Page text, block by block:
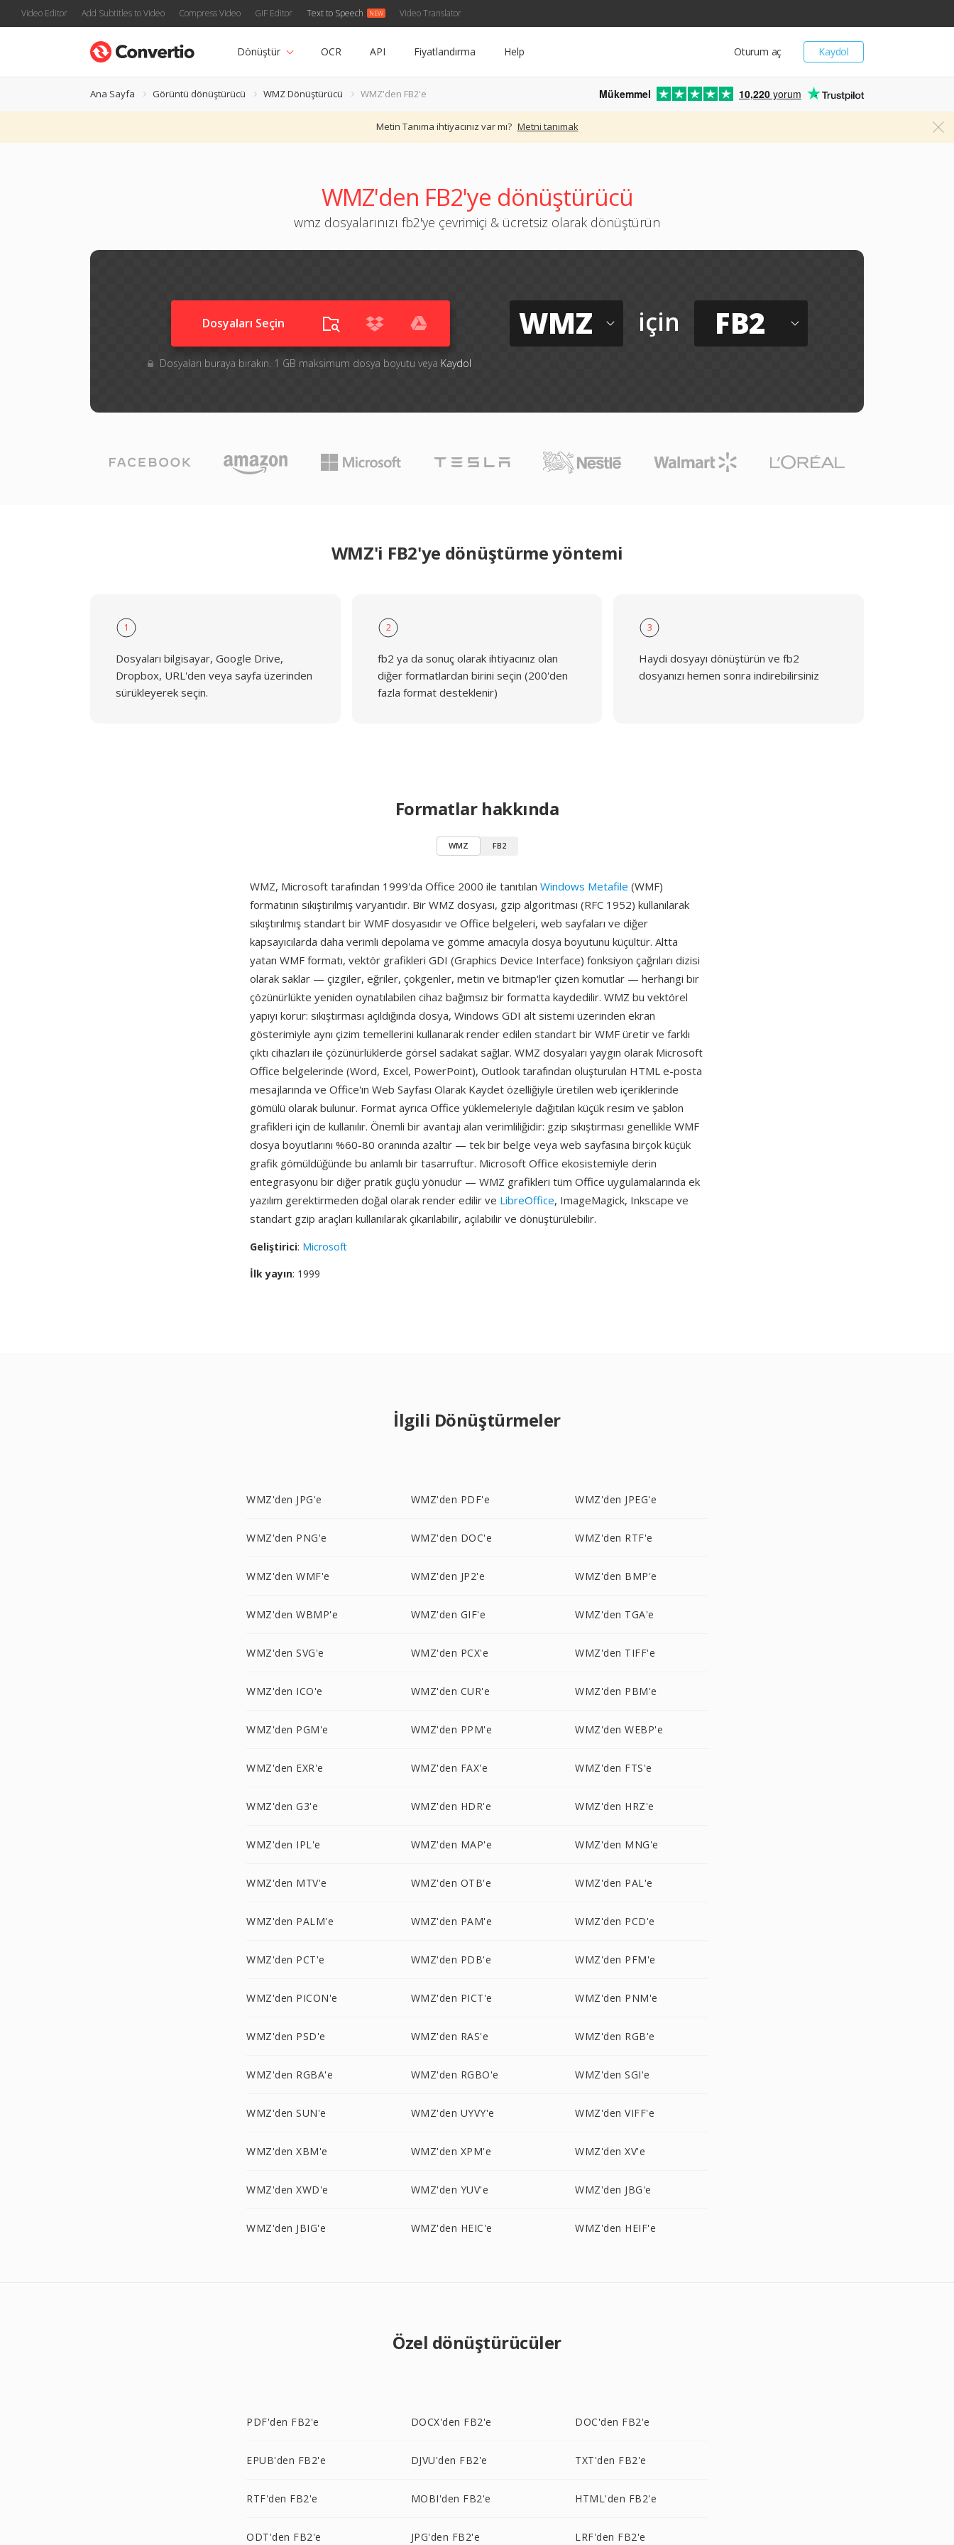
Video Editor Add Subtitles to Video Compress Video GIF Editor Text to Speech Video Translator
Kaydol
Oturum aç
Dönüştür OCR API Fiyatlandırma Help
Ana Sayfa Görüntü dönüştürücü WMZ Dönüştürücü WMZ'den FB2'e Mükemmel 10,220 yorum
Metin Tanıma ihtiyacınız var mı? Metni tanımak
WMZ'den FB2'ye dönüştürücü
wmz dosyalarınızı fb2'ye çevrimiçi & ücretsiz olarak dönüştürün
Dosyaları Seçin
Dosyaları buraya bırakın. 1 GB maksimum dosya boyutu veya Kaydol
WMZ için FB2
WMZ'i FB2'ye dönüştürme yöntemi
1
Dosyaları bilgisayar, Google Drive,
Dropbox, URL'den veya sayfa üzerinden
sürükleyerek seçin.
2
fb2 ya da sonuç olarak ihtiyacınız olan
diğer formatlardan birini seçin (200'den
fazla format desteklenir)
3
Haydi dosyayı dönüştürün ve fb2
dosyanızı hemen sonra indirebilirsiniz
Formatlar hakkında
WMZ FB2
WMZ, Microsoft tarafından 1999'da Office 2000 ile tanıtılan Windows Metafile (WMF)
formatının sıkıştırılmış varyantıdır. Bir WMZ dosyası, gzip algoritması (RFC 1952) kullanılarak
sıkıştırılmış standart bir WMF dosyasıdır ve Office belgeleri, web sayfaları ve diğer
kapsayıcılarda daha verimli depolama ve gömme amacıyla dosya boyutunu küçültür. Altta
yatan WMF formatı, vektör grafikleri GDI (Graphics Device Interface) fonksiyon çağrıları dizisi
olarak saklar — çizgiler, eğriler, çokgenler, metin ve bitmap'ler çizen komutlar — herhangi bir
çözünürlükte yeniden oynatılabilen cihaz bağımsız bir formatta kaydedilir. WMZ bu vektörel
yapıyı korur: sıkıştırması açıldığında dosya, Windows GDI alt sistemi üzerinden ekran
gösterimiyle aynı çizim temellerini kullanarak render edilen standart bir WMF üretir ve farklı
çıktı cihazları ile çözünürlüklerde görsel sadakat sağlar. WMZ dosyaları yaygın olarak Microsoft
Office belgelerinde (Word, Excel, PowerPoint), Outlook tarafından oluşturulan HTML e-posta
mesajlarında ve Office'ın Web Sayfası Olarak Kaydet özelliğiyle üretilen web içeriklerinde
gömülü olarak bulunur. Format ayrıca Office yüklemeleriyle dağıtılan küçük resim ve şablon
grafikleri için de kullanılır. Önemli bir avantajı alan verimliliğidir: gzip sıkıştırması genellikle WMF
dosya boyutlarını %60-80 oranında azaltır — tek bir belge veya web sayfasına birçok küçük
grafik gömüldüğünde bu anlamlı bir tasarruftur. Microsoft Office ekosistemiyle derin
entegrasyonu bir diğer pratik güçlü yönüdür — WMZ grafikleri tüm Office uygulamalarında ek
yazılım gerektirmeden doğal olarak render edilir ve LibreOffice, ImageMagick, Inkscape ve
standart gzip araçları kullanılarak çıkarılabilir, açılabilir ve dönüştürülebilir.
Geliştirici: Microsoft
İlk yayın: 1999
İlgili Dönüştürmeler
WMZ'den JPG'e WMZ'den PDF'e WMZ'den JPEG'e
WMZ'den PNG'e WMZ'den DOC'e WMZ'den RTF'e
WMZ'den WMF'e WMZ'den JP2'e WMZ'den BMP'e
WMZ'den WBMP'e WMZ'den GIF'e WMZ'den TGA'e
WMZ'den SVG'e WMZ'den PCX'e WMZ'den TIFF'e
WMZ'den ICO'e WMZ'den CUR'e WMZ'den PBM'e
WMZ'den PGM'e WMZ'den PPM'e WMZ'den WEBP'e
WMZ'den EXR'e WMZ'den FAX'e WMZ'den FTS'e
WMZ'den G3'e WMZ'den HDR'e WMZ'den HRZ'e
WMZ'den IPL'e WMZ'den MAP'e WMZ'den MNG'e
WMZ'den MTV'e WMZ'den OTB'e WMZ'den PAL'e
WMZ'den PALM'e WMZ'den PAM'e WMZ'den PCD'e
WMZ'den PCT'e WMZ'den PDB'e WMZ'den PFM'e
WMZ'den PICON'e WMZ'den PICT'e WMZ'den PNM'e
WMZ'den PSD'e WMZ'den RAS'e WMZ'den RGB'e
WMZ'den RGBA'e WMZ'den RGBO'e WMZ'den SGI'e
WMZ'den SUN'e WMZ'den UYVY'e WMZ'den VIFF'e
WMZ'den XBM'e WMZ'den XPM'e WMZ'den XV'e
WMZ'den XWD'e WMZ'den YUV'e WMZ'den JBG'e
WMZ'den JBIG'e WMZ'den HEIC'e WMZ'den HEIF'e
Özel dönüştürücüler
PDF'den FB2'e DOCX'den FB2'e DOC'den FB2'e
EPUB'den FB2'e DJVU'den FB2'e TXT'den FB2'e
RTF'den FB2'e MOBI'den FB2'e HTML'den FB2'e
ODT'den FB2'e JPG'den FB2'e LRF'den FB2'e